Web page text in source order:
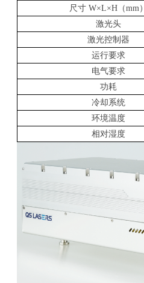
尺寸 W×L×H（mm）
激光头
激光控制器
运行要求
电气要求
功耗
冷却系统
环境温度
相对湿度